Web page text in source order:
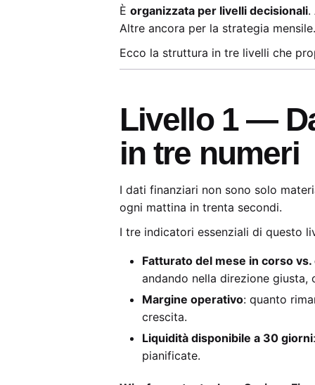
È organizzata per livelli decisionali.
Altre ancora per la strategia
Ecco la struttura in tre livelli che
Livello 1 —
in tre numeri
I dati finanziari non sono solo
ogni mattina in trenta secondi.
I tre indicatori essenziali di questo
Fatturato del mese in corso
andando nella direzione giusta,
Margine operativo: quanto
crescita.
Liquidità disponibile a 30 giorni
pianificate.